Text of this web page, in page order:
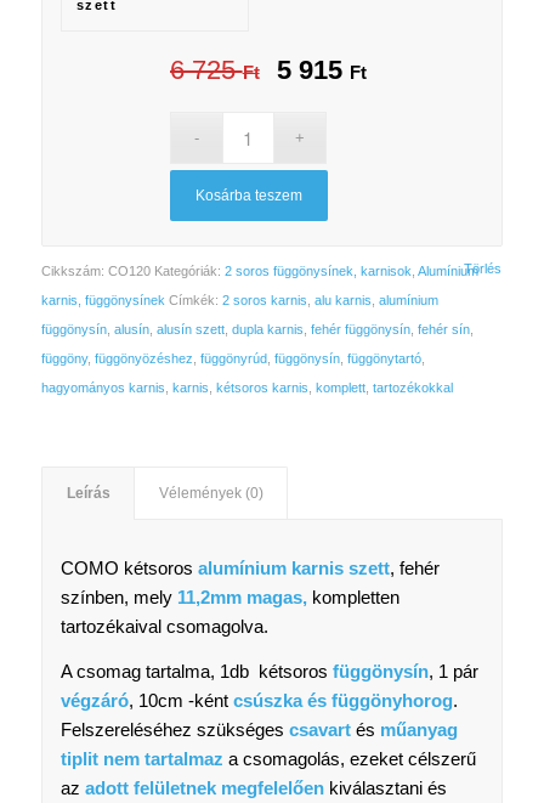
szett
Törlés
6 725Ft
Original
5 915 FtCurrent
Kosárba teszem
Cikkszám: CO120 Kategóriák: 2 soros függönysínek, karnisok, Alumínium
karnis, függönysínek Címkék: 2 soros karnis, alu karnis, alumínium
függönysín, alusín, alusín szett, dupla karnis, fehér függönysín, fehér sín,
függöny, függönyözéshez, függönyrúd, függönysín, függönytartó,
hagyományos karnis, karnis, kétsoros karnis, komplett, tartozékokkal
Leírás Vélemények (0)
COMO kétsoros alumínium karnis szett, fehér
színben, mely 11,2mm magas,kompletten
tartozékaival csomagolva.
A csomag tartalma, 1db kétsoros függönysín, 1 pár
végzáró, 10cm -ként csúszka és függönyhorog.
Felszereléséhez szükséges csavartés műanyag
tiplit nem tartalmaz a csomagolás, ezeket célszerű
az adott felületnek megfelelőenkiválasztani és